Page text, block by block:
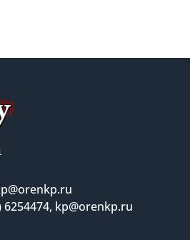
6254474, kp@orenkp.ru